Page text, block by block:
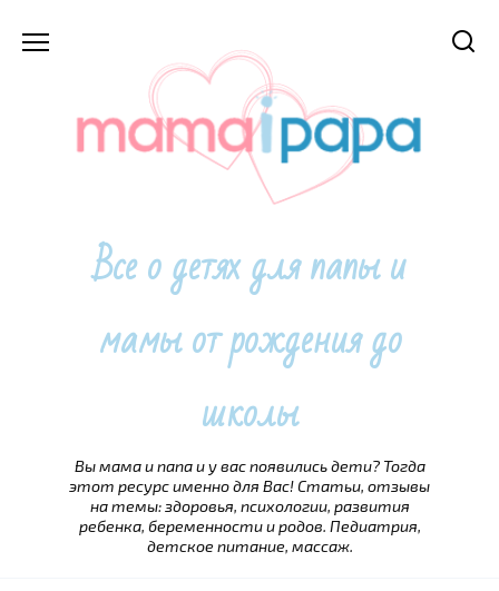
Все о детях для папы и
мамы от рождения до
школы
Вы мама и папа и у вас появились дети? Тогда
этот ресурс именно для Вас! Статьи, отзывы
на темы: здоровья, психологии, развития
ребенка, беременности и родов. Педиатрия,
детское питание, массаж.